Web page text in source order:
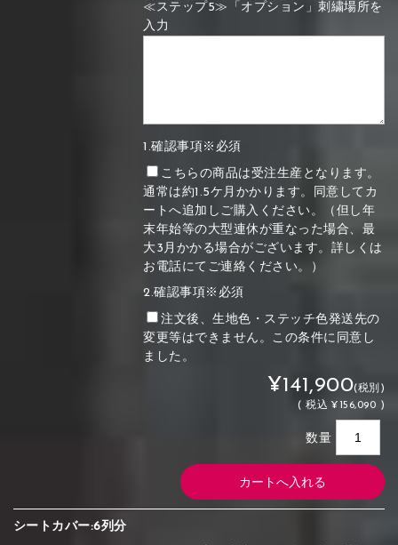
≪ステップ5≫「オプション」刺繍場所を
入力
1.確認事項※必須
こちらの商品は受注生産となります。
通常は約1.5ケ月かかります。同意してカ
ートへ追加しご購入ください。（但し年
末年始等の大型連休が重なった場合、最
大3月かかる場合がございます。詳しくは
お電話にてご連絡ください。）
2.確認事項※必須
注文後、生地色・ステッチ色発送先の
変更等はできません。この条件に同意し
ました。
¥141,900(税別)
(税込 ¥156,090 )
数量
シートカバー:6列分